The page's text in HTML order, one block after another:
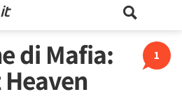
1
di Mafia: